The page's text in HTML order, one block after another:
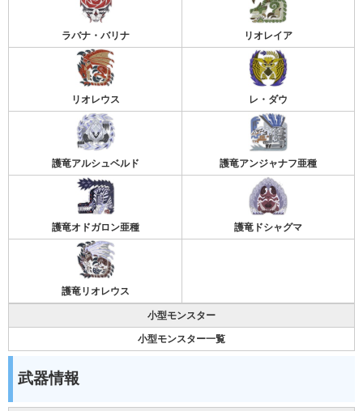
ラバナ・バリナ リオレイア
リオレウス レ・ダウ
護竜アルシュベルド 護竜アンジャナフ亜種
護竜オドガロン亜種 護竜ドシャグマ
護竜リオレウス
小型モンスター
小型モンスター一覧
武器情報